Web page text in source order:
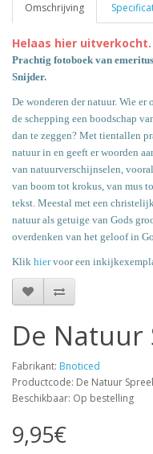
Omschrijving
Helaas hier
Prachtig fotoboek van
Snijder.
De wonderen der natuur. Wie
de schepping een boodschap
dan te zeggen? Met tientallen
natuur in en geeft er woorden
van natuurverschijnselen,
van boom tot krokus, van mus
tekst. Meestal met een
natuur als getuige van Gods
overdenken van het geloof in
Klik hiervoor een
De Natuur
Fabrikant: Bnoticed
Productcode: De Natuur
Beschikbaar: Op bestelling
9,95€